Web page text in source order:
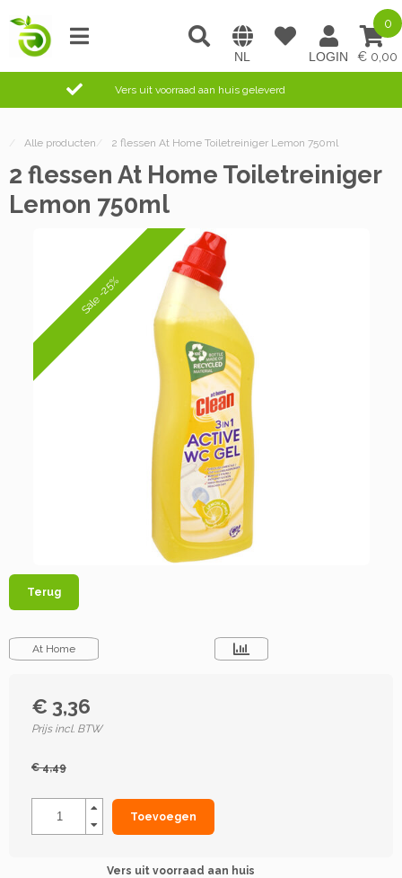
0,00
0
Vers uit voorraad aan huis geleverd
/ Alle producten / 2 flessen At Home Toiletreiniger Lemon 750ml
2 flessen At Home Toiletreiniger
Lemon 750ml
Sale -25%
Terug
At Home
€ 3,36
Prijs incl. BTW
€ 4,49
Toevoegen
Vers uit voorraad aan huis